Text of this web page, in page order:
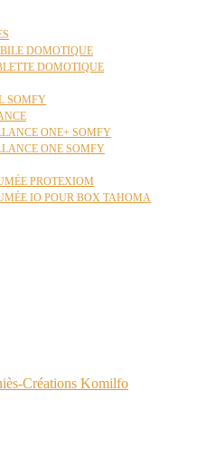
DOMOTIQUE
DOMOTIQUE
SOMFY
ONE+ SOMFY
ONE SOMFY
PROTEXIOM
IO POUR BOX TAHOMA